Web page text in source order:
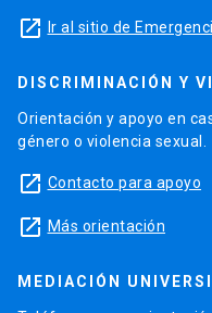
launch Ir al sitio de
DISCRIMINACIÓN Y
Orientación y apoyo en
género o violencia sexual.
launch Contacto para apoyo
launch Más orientación
MEDIACIÓN